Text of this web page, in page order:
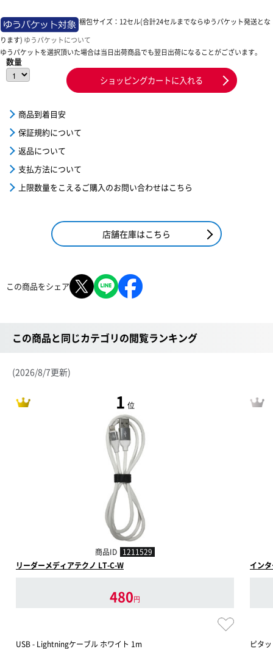
梱包サイズ：12セル(合計24セルまでならゆうパケット発送とな
ります) ゆうパケットについて
ゆうパケットを選択頂いた場合は当日出荷商品でも翌日出荷になることがございます。
数量
ショッピングカートに入れる
商品到着目安
保証規約について
返品について
支払方法について
上限数量をこえるご購入のお問い合わせはこちら
店舗在庫はこちら
この商品をシェア
この商品と同じカテゴリの閲覧ランキング
(2026/8/7更新)
1 位
商品ID 1211529
リーダーメディアテクノ LT-C-W
480円
USB - Lightningケーブル ホワイト 1m
イン
ピタ